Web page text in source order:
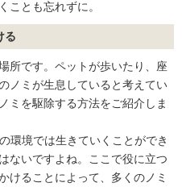
ことも忘れずに。
る
所です。ペットが歩いたり、座
ノミが生息していると考えてい
ミを駆除する方法をご紹介しま
環境では生きていくことができ
ないですよね。ここで役に立つ
けることによって、多くのノミ